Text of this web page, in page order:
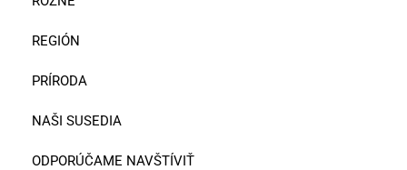
REGIÓN
PRÍRODA
NAŠI SUSEDIA
ODPORÚČAME NAVŠTÍVIŤ